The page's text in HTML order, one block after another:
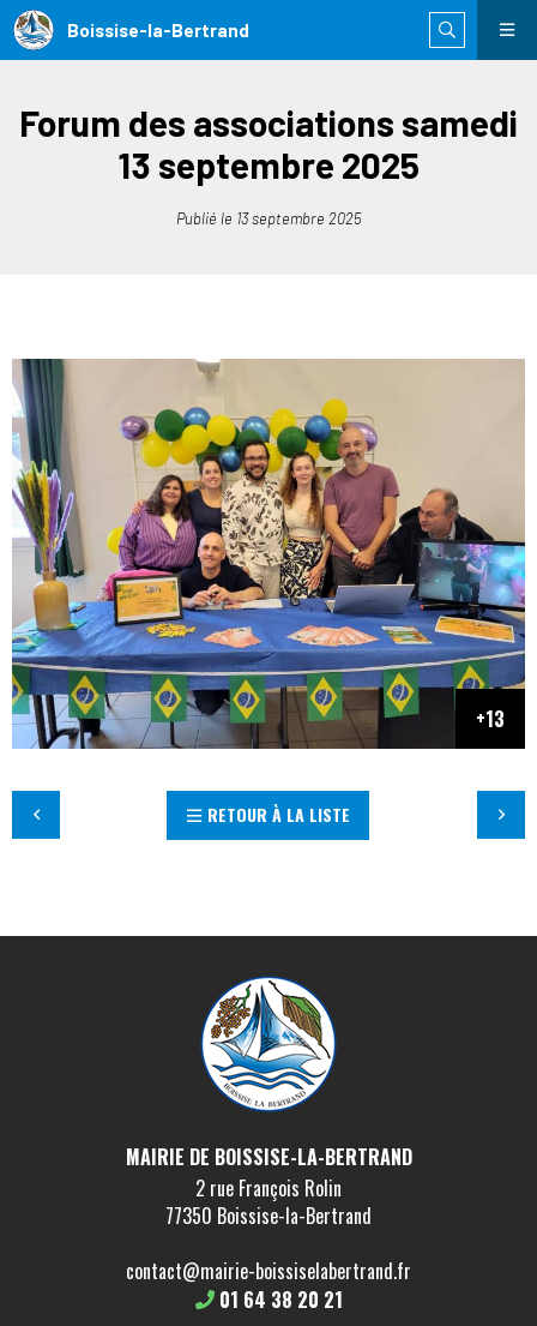
Boissise-la-Bertrand
Forum des associations samedi
13 septembre 2025
Publié le 13 septembre 2025
RETOUR À LA LISTE
MAIRIE DE BOISSISE-LA-BERTRAND
2 rue François Rolin
77350 Boissise-la-Bertrand
contact@mairie-boissiselabertrand.fr
01 64 38 20 21